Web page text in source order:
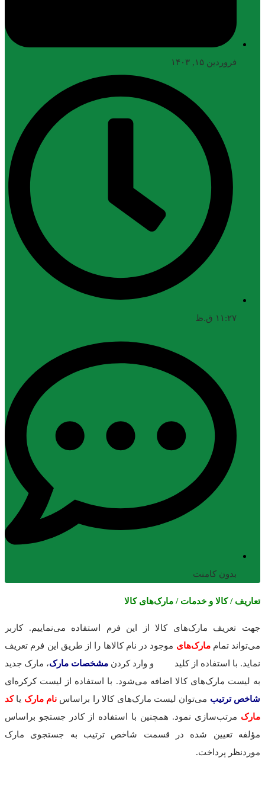
فروردین ۱۵, ۱۴۰۳
۱۱:۲۷ ق.ظ
بدون کامنت
تعاریف / کالا و خدمات / مارک‌های کالا
جهت تعریف مارک‌های کالا از این فرم استفاده می‌نماییم. کاربر
می‌تواند تماممارک‌های موجود در نام کالاها را از طریق این فرم تعریف
نماید. با استفاده از کلید
و وارد کردن مشخصات مارک، مارک جدید
به لیست مارک‌های کالا اضافه می‌شود. با استفاده از لیست کرکره‌ای
شاخص ترتیب می‌توان لیست مارک‌های کالا را براساس نام مارک یاکد
مارک مرتب‌سازی نمود. همچنین با استفاده از کادر جستجو براساس
مؤلفه تعیین شده در قسمت شاخص ترتیب به جستجوی مارک
موردنظر پرداخت.